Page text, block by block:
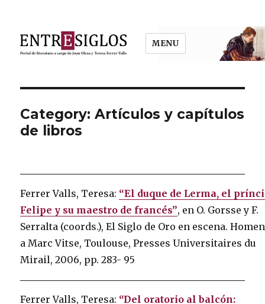
MENU
Category: Artículos y capítulos
de libros
Ferrer Valls, Teresa: “El duque de Lerma, el
Felipe y su maestro de francés”, en O. Gorsse y F.
Serralta (coords.), El Siglo de Oro en escena.
a Marc Vitse, Toulouse, Presses Universitaires du
Mirail, 2006, pp. 283- 95
Ferrer Valls, Teresa: “Del oratorio al balcón: